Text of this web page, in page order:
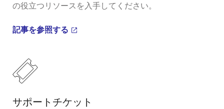
の役立つリソースを入手してください。
記事を参照する
サポートチケット